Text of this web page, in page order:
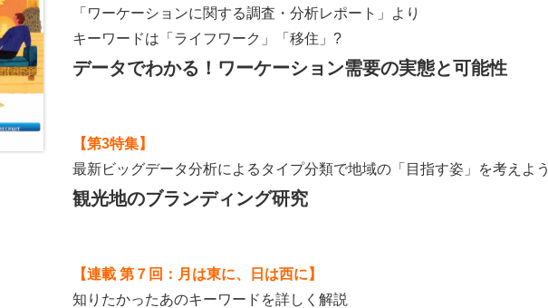
「ワーケーションに関する調査・分析レポート」より
キーワードは「ライフワーク」「移住」?
データでわかる！ワーケーション需要の実態と可能性
【第3特集】
最新ビッグデータ分析によるタイプ分類で地域の「目指す姿」を考えよう
観光地のブランディング研究
【連載 第７回：月は東に、日は西に】
知りたかったあのキーワードを詳しく解説